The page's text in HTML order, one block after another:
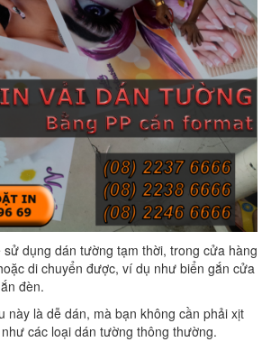
sử dụng dán tường tạm thời, trong cửa hàng
di chuyển được, ví dụ như biển gắn cửa
đèn.
này là dễ dán, mà bạn không cần phải xịt
các loại dán tường thông thường.